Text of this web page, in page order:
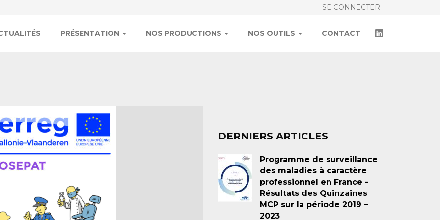
SE CONNECTER
PRÉSENTATION NOS PRODUCTIONS NOS OUTILS CONTACT
DERNIERS ARTICLES
Programme de surveillance
des maladies à caractère
professionnel en France -
Résultats des Quinzaines
MCP sur la période 2019 –
2023